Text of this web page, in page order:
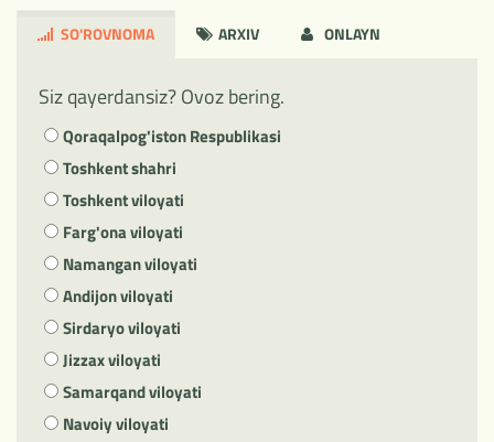
SO'ROVNOMA ARXIV ONLAYN
Siz qayerdansiz? Ovoz bering.
Qoraqalpog'iston Respublikasi
Toshkent shahri
Toshkent viloyati
Farg'ona viloyati
Namangan viloyati
Andijon viloyati
Sirdaryo viloyati
Jizzax viloyati
Samarqand viloyati
Navoiy viloyati